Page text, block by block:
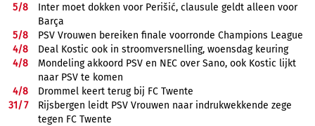
5/8
Inter moet dokken voor Perišić, clausule geldt alleen voor
Barça
5/8
PSV Vrouwen bereiken finale voorronde Champions League
4/8
Deal Kostic ook in stroomversnelling, woensdag keuring
4/8
Mondeling akkoord PSV en NEC over Sano, ook Kostic lijkt
naar PSV te komen
4/8
Drommel keert terug bij FC Twente
31/7
Rijsbergen leidt PSV Vrouwen naar indrukwekkende zege
tegen FC Twente